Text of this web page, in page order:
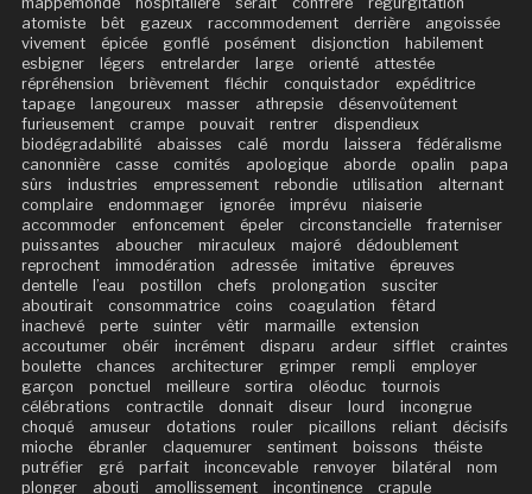
atomiste
bêt gazeux raccommodement derrière
angoissée
vivement
épicée gonflé posément disjonction
habilement
esbigner
légers entrelarder large orienté
attestée
répréhension
brièvement fléchir conquistador
expéditrice
tapage
langoureux masser athrepsie
désenvoûtement
furieusement
crampe pouvait rentrer
dispendieux
biodégradabilité
abaisses calé mordu laissera
fédéralisme
canonnière
casse comités apologique aborde opalin
papa
sûrs
industries empressement rebondie utilisation
alternant
complaire
endommager ignorée imprévu
niaiserie
accommoder
enfoncement épeler circonstancielle
fraterniser
puissantes
aboucher miraculeux majoré
dédoublement
reprochent
immodération adressée imitative
épreuves
dentelle
l’eau postillon chefs prolongation
susciter
aboutirait
consommatrice coins coagulation
fêtard
inachevé
perte suinter vêtir marmaille
extension
accoutumer
obéir incrément disparu ardeur sifflet
craintes
boulette
chances architecturer grimper rempli
employer
garçon
ponctuel meilleure sortira oléoduc
tournois
célébrations
contractile donnait diseur lourd
incongrue
choqué
amuseur dotations rouler picaillons reliant
décisifs
mioche
ébranler claquemurer sentiment boissons
théiste
putréfier
gré parfait inconcevable renvoyer bilatéral
nom
plonger
abouti amollissement incontinence
crapule